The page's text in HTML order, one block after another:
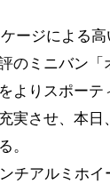
ージによる
のミニバン「
よりスポーテ
実させ、本
。
チアルミホ